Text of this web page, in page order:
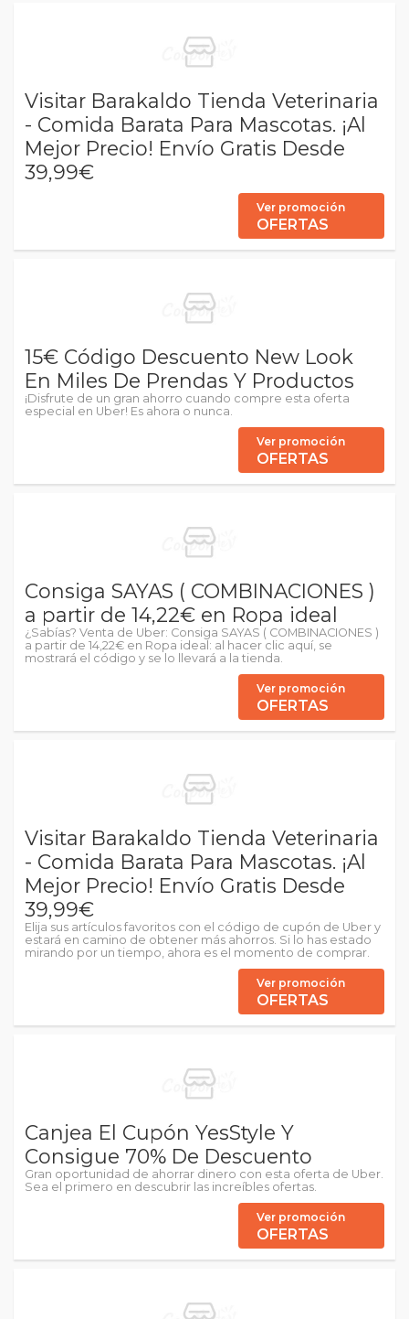
Visitar Barakaldo Tienda Veterinaria
- Comida Barata Para Mascotas. ¡Al
Mejor Precio! Envío Gratis Desde
39,99€
Ver promoción
OFERTAS
15€ Código Descuento New Look
En Miles De Prendas Y Productos
¡Disfrute de un gran ahorro cuando compre esta oferta
especial en Uber! Es ahora o nunca.
Ver promoción
OFERTAS
Consiga SAYAS ( COMBINACIONES )
a partir de 14,22€ en Ropa ideal
¿Sabías? Venta de Uber: Consiga SAYAS ( COMBINACIONES )
a partir de 14,22€ en Ropa ideal: al hacer clic aquí, se
mostrará el código y se lo llevará a la tienda.
Ver promoción
OFERTAS
Visitar Barakaldo Tienda Veterinaria
- Comida Barata Para Mascotas. ¡Al
Mejor Precio! Envío Gratis Desde
39,99€
Elija sus artículos favoritos con el código de cupón de Uber y
estará en camino de obtener más ahorros. Si lo has estado
mirando por un tiempo, ahora es el momento de comprar.
Ver promoción
OFERTAS
Canjea El Cupón YesStyle Y
Consigue 70% De Descuento
Gran oportunidad de ahorrar dinero con esta oferta de Uber.
Sea el primero en descubrir las increíbles ofertas.
Ver promoción
OFERTAS